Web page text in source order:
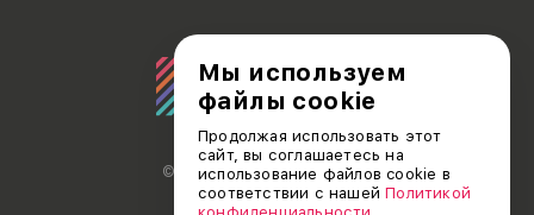
© АО «ДЕБЮТ», 2011 — 2026
Мы используем
файлы cookie
Продолжая использовать этот
сайт, вы соглашаетесь на
использование файлов cookie в
соответствии с нашейПолитикой